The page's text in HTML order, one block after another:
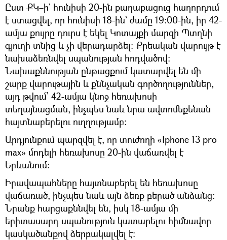
Ըստ ՔԿ–ի` հունիսի 20-ին քաղաքացուց հաղորդում
է ստացվել, որ հունիսի 18-ին՝ ժամը 19:00-ին, իր 42-
ամյա քույրը դուրս է եկել Կոտայքի մարզի Պտղնի
գյուղի տնից և չի վերադարձել։ Քրեական վարույթ է
նախաձեռնվել սպանության հոդվածով։
Նախաքննության ընթացքում կատարվել են մի
շարք վարութային և քննչական գործողություններ,
այդ թվում՝ 42-ամյա կնոջ հեռախոսի
տեղայնացման, ինչպես նաև նրա ավտոմեքենան
հայտնաբերելու ուղղությամբ:
Արդյունքում պարզվել է, որ տուժողի «Iphone 13 pro
max» մոդելի հեռախոսը 20-ին վաճառվել է
Երևանում:
Իրավապահները հայտնաբերել են հեռախոսը
վաճառած, ինչպես նաև այն ձեռք բերած անձանց։
Նրանք հարցաքննվել են, իսկ 18-ամյա մի
երիտասարդ սպանություն կատարելու հիմնավոր
կասկածանքով ձերբակալվել է։